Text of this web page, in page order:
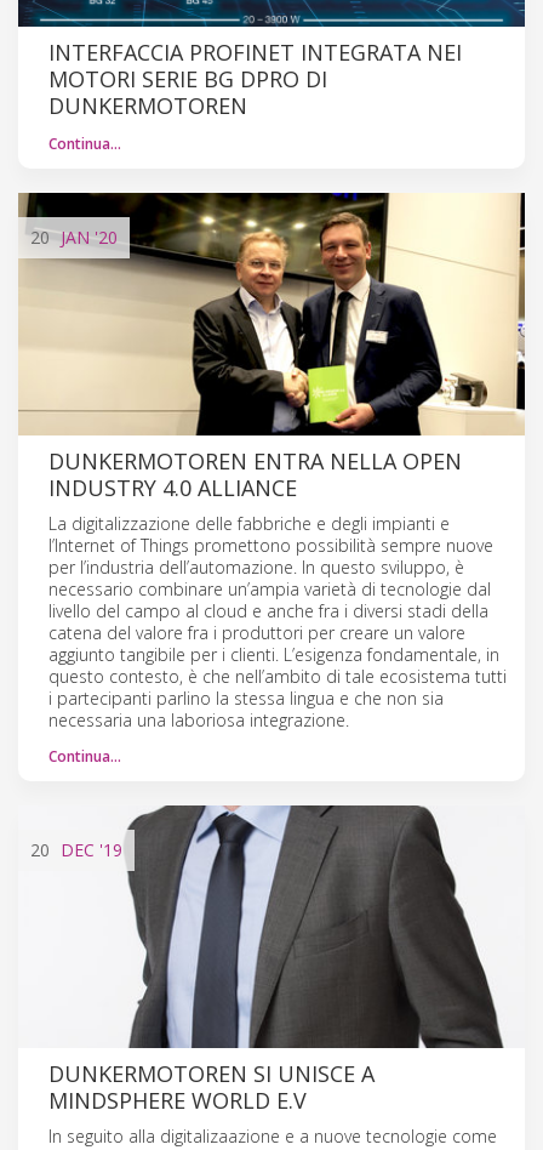
INTERFACCIA PROFINET INTEGRATA NEI
MOTORI SERIE BG DPRO DI
DUNKERMOTOREN
Continua…
20 JAN '20
DUNKERMOTOREN ENTRA NELLA OPEN
INDUSTRY 4.0 ALLIANCE
La digitalizzazione delle fabbriche e degli impianti e
l’Internet of Things promettono possibilità sempre nuove
per l’industria dell’automazione. In questo sviluppo, è
necessario combinare un’ampia varietà di tecnologie dal
livello del campo al cloud e anche fra i diversi stadi della
catena del valore fra i produttori per creare un valore
aggiunto tangibile per i clienti. L’esigenza fondamentale, in
questo contesto, è che nell’ambito di tale ecosistema tutti
i partecipanti parlino la stessa lingua e che non sia
necessaria una laboriosa integrazione.
Continua…
20 DEC '19
DUNKERMOTOREN SI UNISCE A
MINDSPHERE WORLD E.V
In seguito alla digitalizaazione e a nuove tecnologie come